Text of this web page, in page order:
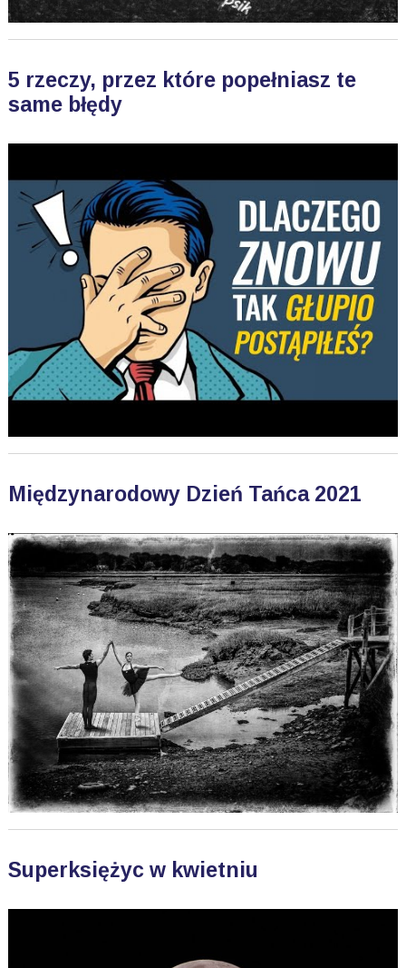
5 rzeczy, przez które popełniasz te
same błędy
Międzynarodowy Dzień Tańca 2021
Superksiężyc w kwietniu